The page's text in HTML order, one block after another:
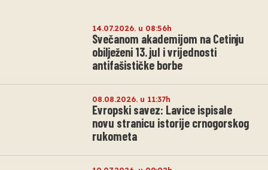
14.07.2026. u 08:56h
Svečanom akademijom na Cetinju
obilježeni 13. jul i vrijednosti
antifašističke borbe
08.08.2026. u 11:37h
Evropski savez: Lavice ispisale
novu stranicu istorije crnogorskog
rukometa